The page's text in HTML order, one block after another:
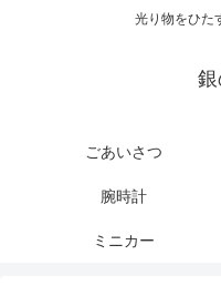
光り物をひた
ごあいさつ
腕時計
ミニカー